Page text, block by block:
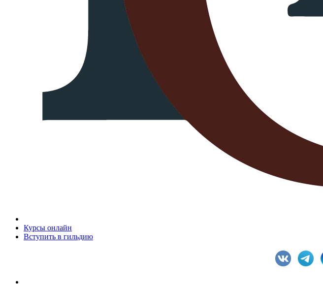
Курсы онлайн
Вступить в гильдию